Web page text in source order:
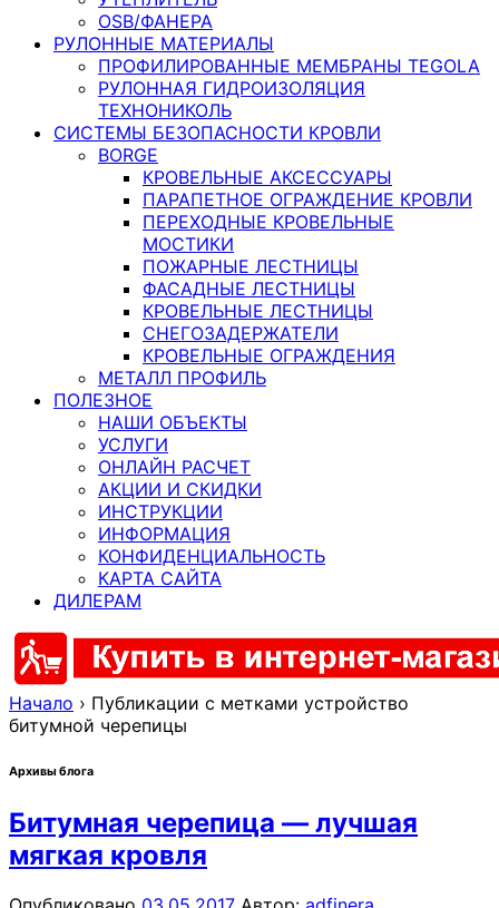
OSB/ФАНЕРА
РУЛОННЫЕ МАТЕРИАЛЫ
ПРОФИЛИРОВАННЫЕ МЕМБРАНЫ TEGOLA
РУЛОННАЯ ГИДРОИЗОЛЯЦИЯ
ТЕХНОНИКОЛЬ
СИСТЕМЫ БЕЗОПАСНОСТИ КРОВЛИ
BORGE
КРОВЕЛЬНЫЕ АКСЕССУАРЫ
ПАРАПЕТНОЕ ОГРАЖДЕНИЕ КРОВЛИ
ПЕРЕХОДНЫЕ КРОВЕЛЬНЫЕ
МОСТИКИ
ПОЖАРНЫЕ ЛЕСТНИЦЫ
ФАСАДНЫЕ ЛЕСТНИЦЫ
КРОВЕЛЬНЫЕ ЛЕСТНИЦЫ
СНЕГОЗАДЕРЖАТЕЛИ
КРОВЕЛЬНЫЕ ОГРАЖДЕНИЯ
МЕТАЛЛ ПРОФИЛЬ
ПОЛЕЗНОЕ
НАШИ ОБЪЕКТЫ
УСЛУГИ
ОНЛАЙН РАСЧЕТ
АКЦИИ И СКИДКИ
ИНСТРУКЦИИ
ИНФОРМАЦИЯ
КОНФИДЕНЦИАЛЬНОСТЬ
КАРТА САЙТА
ДИЛЕРАМ
Начало › Публикации с метками устройство
битумной черепицы
Архивы блога
Битумная черепица — лучшая
мягкая кровля